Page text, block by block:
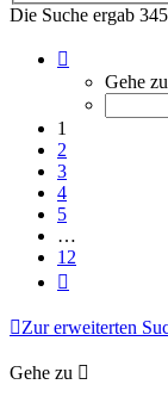
Die Suche ergab
von
Gehe
1
2
3
4
5
…
12
Zur erweiterten
Gehe zu